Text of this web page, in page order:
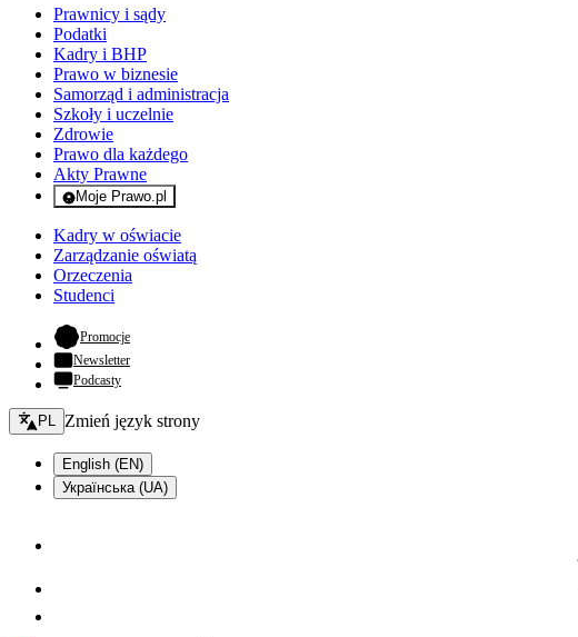
Prawnicy i sądy
Podatki
Kadry i BHP
Prawo w biznesie
Samorząd i administracja
Szkoły i uczelnie
Zdrowie
Prawo dla każdego
Akty Prawne
Moje Prawo.pl
- rejestracja i logowanie do serwisu
Kadry w oświacie
Zarządzanie oświatą
Orzeczenia
Studenci
Promocje- otwiera się w nowej karcie
Newsletter
Podcasty
Zmień język - bieżący:
PL Zmień język strony
English (EN)
Українська (UA)